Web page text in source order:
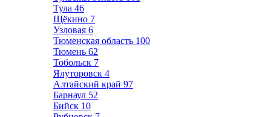
Тула 46
Щёкино 7
Узловая 6
Тюменская область 100
Тюмень 62
Тобольск 7
Ялуторовск 4
Алтайский край 97
Барнаул 52
Бийск 10